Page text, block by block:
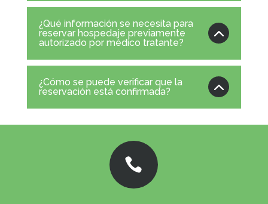
¿Qué información se necesita para
reservar hospedaje previamente
autorizado por médico tratante?
¿Cómo se puede verificar que la
reservación está confirmada?
